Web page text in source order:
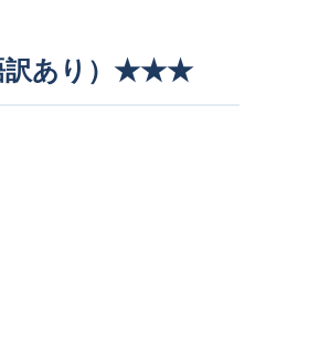
訳あり）★★★